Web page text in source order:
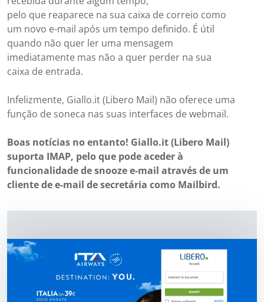
pelo que reaparece na sua caixa de correio como
um novo e-mail após um tempo definido. É útil
quando não quer ler uma mensagem
imediatamente mas não a quer perder na sua
caixa de entrada.
Infelizmente, Giallo.it (Libero Mail) não oferece uma
função de soneca nas suas interfaces de webmail.
Boas notícias no entanto! Giallo.it (Libero Mail)
suporta IMAP, pelo que pode aceder à
funcionalidade de snooze e-mail através de um
cliente de e-mail de secretária como Mailbird.